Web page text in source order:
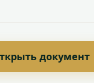
документ